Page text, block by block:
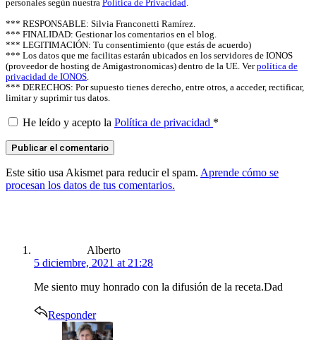
personales según nuestra Política de Privacidad.
*** RESPONSABLE: Silvia Franconetti Ramírez.
*** FINALIDAD: Gestionar los comentarios en el blog.
*** LEGITIMACIÓN: Tu consentimiento (que estás de acuerdo)
*** Los datos que me facilitas estarán ubicados en los servidores de IONOS
(proveedor de hosting de Amigastronomicas) dentro de la UE. Verpolítica de
privacidad de IONOS.
*** DERECHOS: Por supuesto tienes derecho, entre otros, a acceder, rectificar,
limitar y suprimir tus datos.
He leído y acepto la Política de privacidad *
Este sitio usa Akismet para reducir el spam. Aprende cómo se
procesan los datos de tus comentarios.
Alberto
5 diciembre, 2021 at 21:28
Me siento muy honrado con la difusión de la receta.Dad
Responder
says: